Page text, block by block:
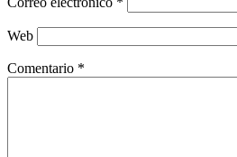
Web
Comentario *